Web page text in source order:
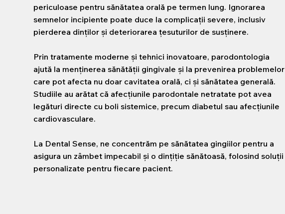
periculoase pentru sănătatea orală pe termen lung. Ignorarea
semnelor incipiente poate duce la complicații severe, inclusiv
pierderea dinților și deteriorarea țesuturilor de susținere.
Prin tratamente moderne și tehnici inovatoare, parodontologia
ajută la menținerea sănătății gingivale și la prevenirea problemelor
care pot afecta nu doar cavitatea orală, ci și sănătatea generală.
Studiile au arătat că afecțiunile parodontale netratate pot avea
legături directe cu boli sistemice, precum diabetul sau afecțiunile
cardiovasculare.
La Dental Sense, ne concentrăm pe sănătatea gingiilor pentru a
asigura un zâmbet impecabil și o dințiție sănătoasă, folosind soluții
personalizate pentru fiecare pacient.